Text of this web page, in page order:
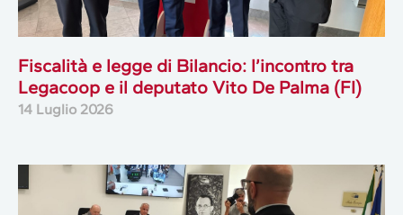
Fiscalità e legge di Bilancio: l’incontro tra
Legacoop e il deputato Vito De Palma (FI)
14 Luglio 2026